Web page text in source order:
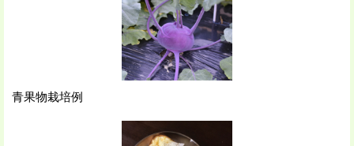
青果物栽培例